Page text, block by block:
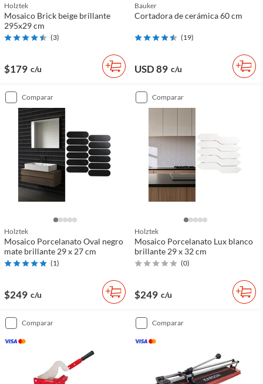
Holztek
Mosaico Brick beige brillante
295x29 cm
(3)
$179 c/u
Bauker
Cortadora de cerámica 60 cm
(19)
USD 89 c/u
comparar
Holztek
Mosaico Porcelanato Oval negro
mate brillante 29 x 27 cm
(1)
$249 c/u
comparar
Holztek
Mosaico Porcelanato Lux blanco
brillante 29 x 32 cm
(0)
$249 c/u
comparar comparar